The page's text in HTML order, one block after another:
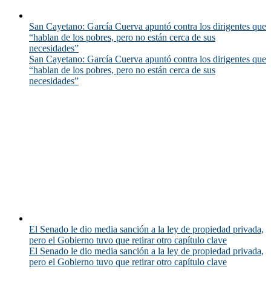
San Cayetano: García Cuerva apuntó contra los dirigentes que
“hablan de los pobres, pero no están cerca de sus
necesidades”
San Cayetano: García Cuerva apuntó contra los dirigentes que
“hablan de los pobres, pero no están cerca de sus
necesidades”
El Senado le dio media sanción a la ley de propiedad privada,
pero el Gobierno tuvo que retirar otro capítulo clave
El Senado le dio media sanción a la ley de propiedad privada,
pero el Gobierno tuvo que retirar otro capítulo clave